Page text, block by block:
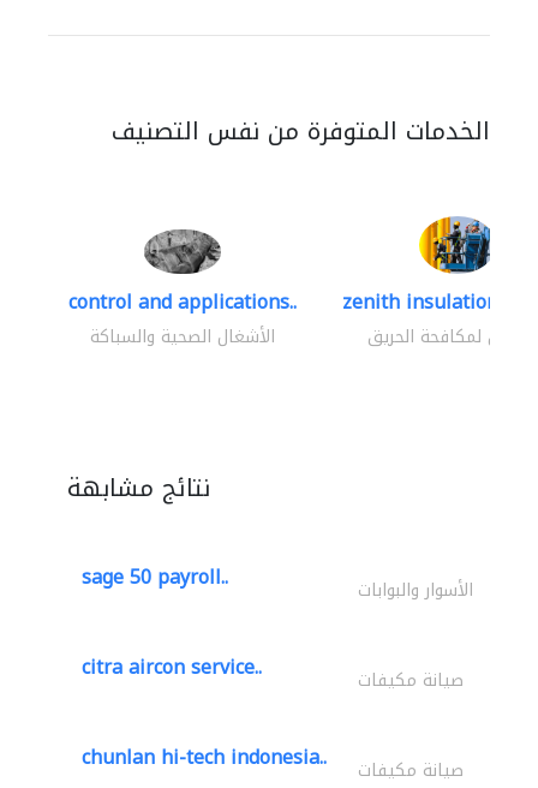
الخدمات المتوفرة من نفس التصنيف
control and applications..
الأشغال الصحية والسباكة
zenith insulation
لمكافحة الحريق
نتائج مشابهة
sage 50 payroll.. الأسوار والبوابات
citra aircon service.. صيانة مكيفات
chunlan hi-tech indonesia.. صيانة مكيفات